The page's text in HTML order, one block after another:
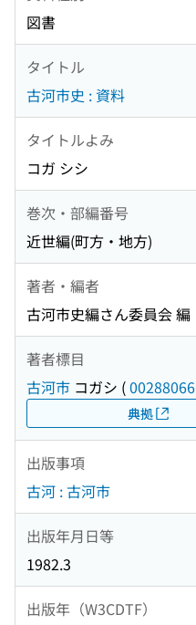
図書
タイトル
古河市史 : 資料
タイトルよみ
コガ シシ
巻次・部編番号
近世編(町方・地方)
著者・編者
古河市史編さん委員会 編
著者標目
古河市 コガシ (00288066
典拠
出版事項
古河 : 古河市
出版年月日等
1982.3
出版年（W3CDTF）